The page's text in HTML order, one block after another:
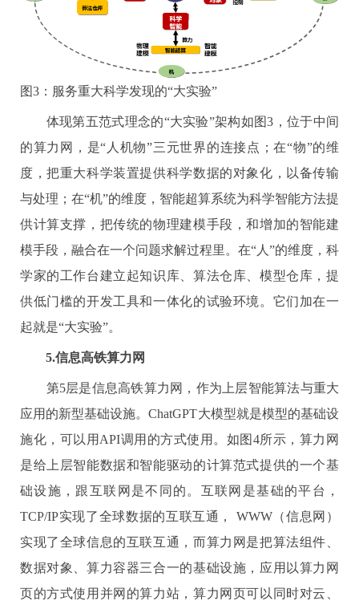
图3 ：服务重大科学发现的“大实验”
体现第五范式理念的“大实验”架构如图3 ，位于中间
的算力网，是“人机物”三元世界的连接点；在“物”的维
度，把重大科学装置提供科学数据的对象化，以备传输
与处理；在“机”的维度，智能超算系统为科学智能方法提
供计算支撑，把传统的物理建模手段，和增加的智能建
模手段，融合在一个问题求解过程里。在“人”的维度，科
学家的工作台建立起知识库、算法仓库、模型仓库，提
供低门槛的开发工具和一体化的试验环境。它们加在一
起就是“大实验”。
5.信息高铁算力网
第5层是信息高铁算力网，作为上层智能算法与重大
应用的新型基础设施。ChatGPT大模型就是模型的基础设
施化，可以用 API调用的方式使用。如图 4所示，算力网
是给上层智能数据和智能驱动的计算范式提供的一个基
础设施，跟互联网是不同的。互联网是基础的平台，
TCP/IP实现了全球数据的互联互通， WWW（信息网）
实现了全球信息的互联互通，而算力网是把算法组件、
数据对象、算力容器三合一的基础设施，应用以算力网
页的方式使用并网的算力站，算力网页可以同时对云、